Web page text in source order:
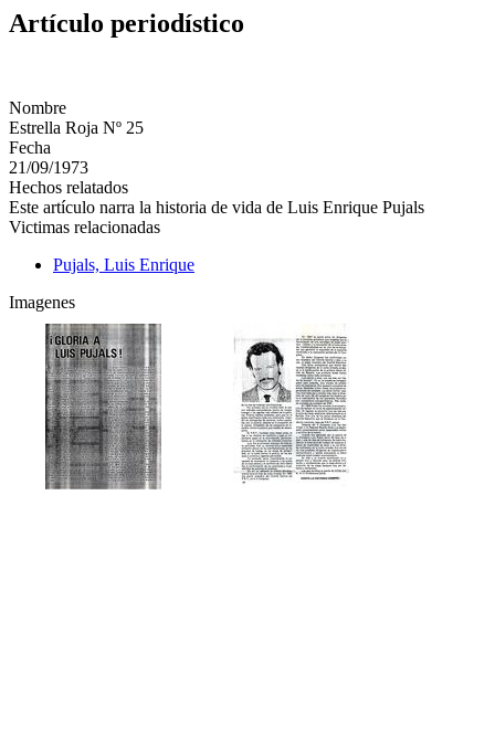
Artículo periodístico
Nombre
Estrella Roja Nº 25
Fecha
21/09/1973
Hechos relatados
Este artículo narra la historia de vida de Luis Enrique Pujals
Victimas relacionadas
Pujals, Luis Enrique
Imagenes